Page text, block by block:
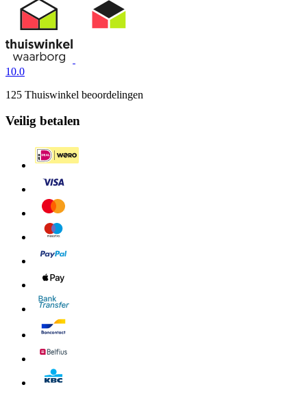
10.0
125 Thuiswinkel beoordelingen
Veilig betalen